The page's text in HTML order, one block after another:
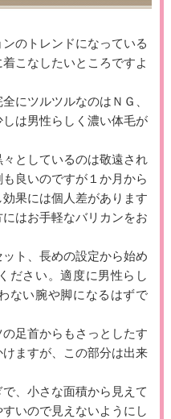
のトレンドになっている
こなしたいところですよ
にツルツルなのはＮＧ、
は男性らしく濃い体毛が
としているのは敬遠され
良いのですが１か月から
果には個人差があります
はお手軽なバリカンをお
ト、長めの設定から始め
ださい。適度に男性らし
ない腕や脚になるはずで
足首からもさっとしたす
ますが、この部分は出来
、小さな面積から見えて
いので見えないようにし